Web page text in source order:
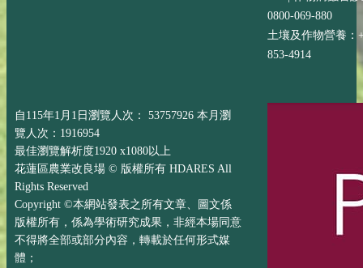
0800-069-880
土壤及作物營養：
853-4914
自115年1月1日瀏覽人次： 53757926 本月瀏
覽人次：1916954
最佳瀏覽解析度1920 x1080以上
花蓮區農業改良場 © 版權所有 HDARES All
Rights Reserved
Copyright ©本網站發表之所有文章、圖文係
版權所有，係為學術研究成果，非經本場同意
不得將全部或部分內容，轉載於任何形式媒
體；